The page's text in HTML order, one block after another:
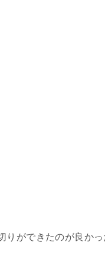
りができたのが良か